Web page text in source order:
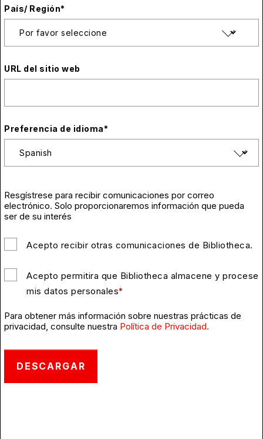
País/ Región*
URL del sitio web
Preferencia de idioma*
Resgístrese para recibir comunicaciones por correo
electrónico. Solo proporcionaremos información que pueda
ser de su interés
Acepto recibir otras comunicaciones de Bibliotheca.
Acepto permitira que Bibliotheca almacene y procese
mis datos personales*
Para obtener más información sobre nuestras prácticas de
privacidad, consulte nuestra Política de Privacidad.